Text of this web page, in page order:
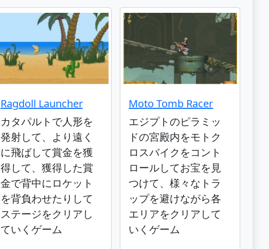
Ragdoll Launcher
カタパルトで人形を
発射して、より遠く
に飛ばして賞金を獲
得して、獲得した賞
金で背中にロケット
を背負わせたりして
ステージをクリアし
ていくゲーム
Moto Tomb Racer
エジプトのピラミッ
ドの宮殿内をモトク
ロスバイクをコント
ロールしてお宝を見
つけて、様々なトラ
ップを避けながら各
エリアをクリアして
いくゲーム